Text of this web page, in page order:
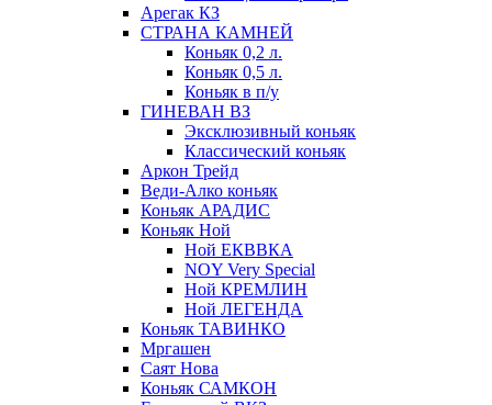
Арегак КЗ
СТРАНА КАМНЕЙ
Коньяк 0,2 л.
Коньяк 0,5 л.
Коньяк в п/у
ГИНЕВАН ВЗ
Эксклюзивный коньяк
Классический коньяк
Аркон Трейд
Веди-Алко коньяк
Коньяк АРАДИС
Коньяк Ной
Ной ЕКВВКА
NOY Very Special
Ной КРЕМЛИН
Ной ЛЕГЕНДА
Коньяк ТАВИНКО
Мргашен
Саят Нова
Коньяк САМКОН